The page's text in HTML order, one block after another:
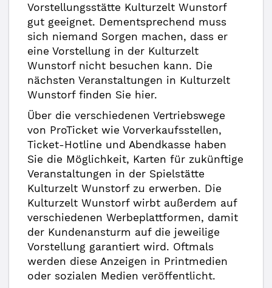
Vorstellungsstätte Kulturzelt Wunstorf
gut geeignet. Dementsprechend muss
sich niemand Sorgen machen, dass er
eine Vorstellung in der Kulturzelt
Wunstorf nicht besuchen kann. Die
nächsten Veranstaltungen in Kulturzelt
Wunstorf finden Sie hier.
Über die verschiedenen Vertriebswege
von ProTicket wie Vorverkaufsstellen,
Ticket-Hotline und Abendkasse haben
Sie die Möglichkeit, Karten für zukünftige
Veranstaltungen in der Spielstätte
Kulturzelt Wunstorf zu erwerben. Die
Kulturzelt Wunstorf wirbt außerdem auf
verschiedenen Werbeplattformen, damit
der Kundenansturm auf die jeweilige
Vorstellung garantiert wird. Oftmals
werden diese Anzeigen in Printmedien
oder sozialen Medien veröffentlicht.